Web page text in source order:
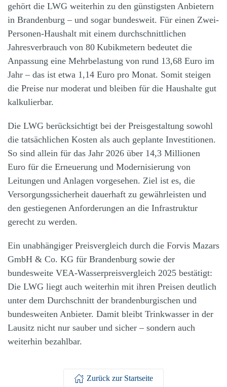
gehört die LWG weiterhin zu den günstigsten Anbietern
in Brandenburg – und sogar bundesweit. Für einen Zwei-
Personen-Haushalt mit einem durchschnittlichen
Jahresverbrauch von 80 Kubikmetern bedeutet die
Anpassung eine Mehrbelastung von rund 13,68 Euro im
Jahr – das ist etwa 1,14 Euro pro Monat. Somit steigen
die Preise nur moderat und bleiben für die Haushalte gut
kalkulierbar.
Die LWG berücksichtigt bei der Preisgestaltung sowohl
die tatsächlichen Kosten als auch geplante Investitionen.
So sind allein für das Jahr 2026 über 14,3 Millionen
Euro für die Erneuerung und Modernisierung von
Leitungen und Anlagen vorgesehen. Ziel ist es, die
Versorgungssicherheit dauerhaft zu gewährleisten und
den gestiegenen Anforderungen an die Infrastruktur
gerecht zu werden.
Ein unabhängiger Preisvergleich durch die Forvis Mazars
GmbH & Co. KG für Brandenburg sowie der
bundesweite VEA-Wasserpreisvergleich 2025 bestätigt:
Die LWG liegt auch weiterhin mit ihren Preisen deutlich
unter dem Durchschnitt der brandenburgischen und
bundesweiten Anbieter. Damit bleibt Trinkwasser in der
Lausitz nicht nur sauber und sicher – sondern auch
weiterhin bezahlbar.
Zurück zur Startseite